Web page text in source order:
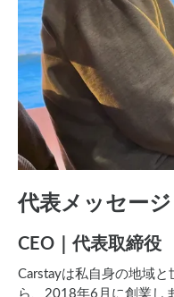
代表メッセージ
CEO｜代表取締
Carstayは私自身の地域
ら、2018年6月に創業し